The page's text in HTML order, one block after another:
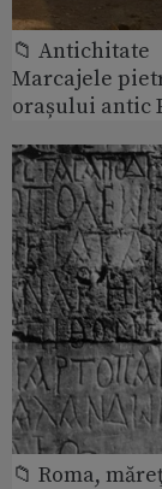
📁 Antichitate
Marcajele
orașului antic
📁 Roma,